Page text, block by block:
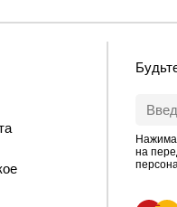
на